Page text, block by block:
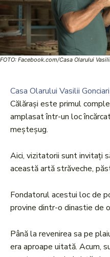
FOTO: Facebook.com/Casa Olarului
Casa Olarului Vasilii Gonciari
Călărași este primul
amplasat într-un loc
meșteșug.
Aici, vizitatorii sunt invitați
această artă străveche,
Fondatorul acestui loc de
provine dintr-o dinastie de
Până la revenirea sa pe
era aproape uitată. Acum,